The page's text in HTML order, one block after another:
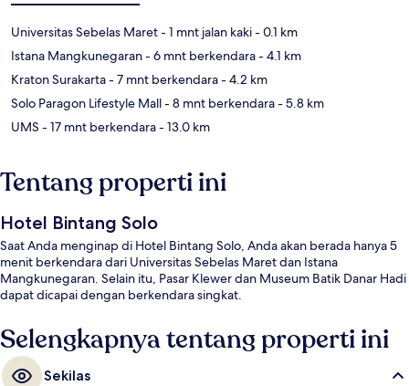
Universitas Sebelas Maret- 1 mnt jalan kaki- 0.1 km
Istana Mangkunegaran- 6 mnt berkendara- 4.1 km
Kraton Surakarta- 7 mnt berkendara- 4.2 km
Solo Paragon Lifestyle Mall- 8 mnt berkendara- 5.8 km
UMS - 17 mnt berkendara- 13.0 km
Tentang properti ini
Hotel Bintang Solo
Saat Anda menginap di Hotel Bintang Solo, Anda akan berada hanya 5
menit berkendara dari Universitas Sebelas Maret dan Istana
Mangkunegaran. Selain itu, Pasar Klewer dan Museum Batik Danar Hadi
dapat dicapai dengan berkendara singkat.
Selengkapnya tentang properti ini
Sekilas